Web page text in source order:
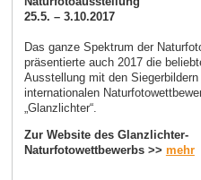
25.5. – 3.10.2017
Das ganze Spektrum der
präsentierte auch 2017 die
Ausstellung mit den Siegerbildern
internationalen
„Glanzlichter“.
Zur Website des Glanzlichter-
Naturfotowettbewerbs >> mehr